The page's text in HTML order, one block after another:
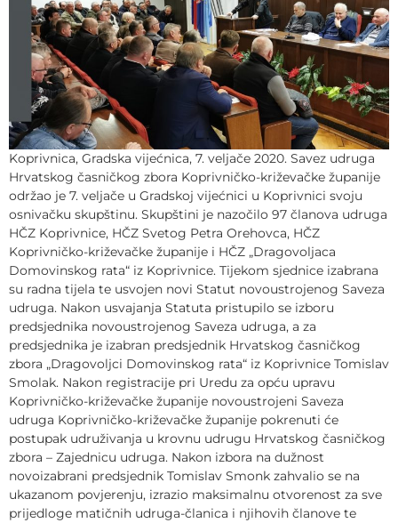
Koprivnica, Gradska vijećnica, 7. veljače 2020. Savez udruga
Hrvatskog časničkog zbora Koprivničko-križevačke županije
održao je 7. veljače u Gradskoj vijećnici u Koprivnici svoju
osnivačku skupštinu. Skupštini je nazočilo 97 članova udruga
HČZ Koprivnice, HČZ Svetog Petra Orehovca, HČZ
Koprivničko-križevačke županije i HČZ „Dragovoljaca
Domovinskog rata“ iz Koprivnice. Tijekom sjednice izabrana
su radna tijela te usvojen novi Statut novoustrojenog Saveza
udruga. Nakon usvajanja Statuta pristupilo se izboru
predsjednika novoustrojenog Saveza udruga, a za
predsjednika je izabran predsjednik Hrvatskog časničkog
zbora „Dragovoljci Domovinskog rata“ iz Koprivnice Tomislav
Smolak. Nakon registracije pri Uredu za opću upravu
Koprivničko-križevačke županije novoustrojeni Saveza
udruga Koprivničko-križevačke županije pokrenuti će
postupak udruživanja u krovnu udrugu Hrvatskog časničkog
zbora – Zajednicu udruga. Nakon izbora na dužnost
novoizabrani predsjednik Tomislav Smonk zahvalio se na
ukazanom povjerenju, izrazio maksimalnu otvorenost za sve
prijedloge matičnih udruga-članica i njihovih članove te